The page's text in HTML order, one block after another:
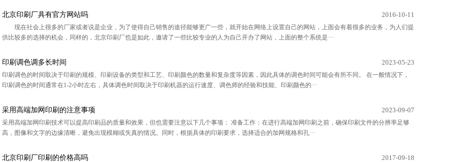
北京印刷厂具有官方网站吗 2016-10-11
现在社会上很多的厂家或者说是企业，为了使得自己销售的途径能够更广一些，就开始在网络上设置自己的网站，上面会有着很多的业务，为人们提
供比较多的选择的机会，同样的，北京印刷厂也是如此，邀请了一些比较专业的人为自己开办了网站，上面的整个系统是···
印刷调色调多长时间 2023-05-23
印刷调色的时间取决于印刷的规模、印刷设备的类型和工艺、印刷颜色的数量和复杂度等因素，因此具体的调色时间可能会有所不同。 在一般情况下，
印刷调色的时间通常在1-2小时左右，具体调色时间取决于印刷机器的运行速度、调色师的经验和技能、印刷颜色的···
采用高端加网印刷的注意事项 2023-09-07
采用高端加网印刷技术可以提高印刷品的质量和效果，但也需要注意以下几个事项： 准备工作：在进行高端加网印刷之前，确保印刷文件的分辨率足够
高，图像和文字的边缘清晰，避免出现模糊或失真的情况。同时，根据具体的印刷要求，选择适合的加网规格和孔···
北京印刷厂印刷的价格高吗 2017-09-18